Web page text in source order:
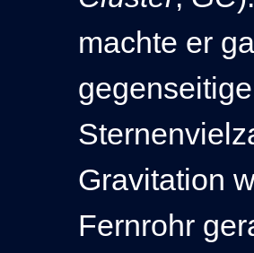
machte er
Gravitation
Fernrohr